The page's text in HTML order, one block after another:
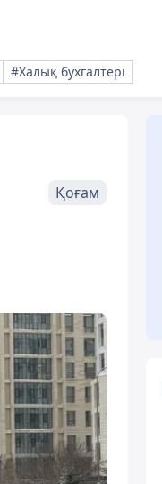
#Халық бухгалтері
Қоғам